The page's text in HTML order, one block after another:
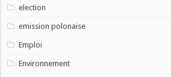
election
emission polonaise
Emploi
Environnement